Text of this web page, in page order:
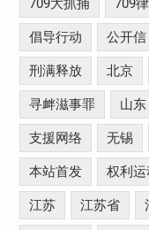
709大抓捕 709
倡导行动 公开信
刑满释放 北京
寻衅滋事罪 山东
支援网络 无锡
本站首发 权利
江苏 江苏省